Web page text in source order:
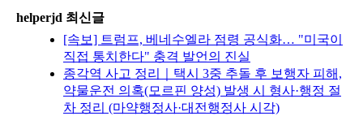
helperjd 최신글
[속보] 트럼프, 베네수엘라 점령 공식화… "미국이
직접 통치한다" 충격 발언의 진실
종각역 사고 정리｜택시 3중 추돌 후 보행자 피해,
약물운전 의혹(모르핀 양성) 발생 시 형사·행정 절
차 정리 (마약행정사·대전행정사 시각)